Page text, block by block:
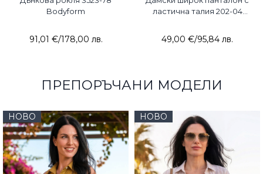
Bodyform
91,01 €/178,00 лв.
ластична талия 202-04
49,00 €/95,84 лв.
ПРЕПОРЪЧАНИ МОДЕЛИ
НОВО НОВО